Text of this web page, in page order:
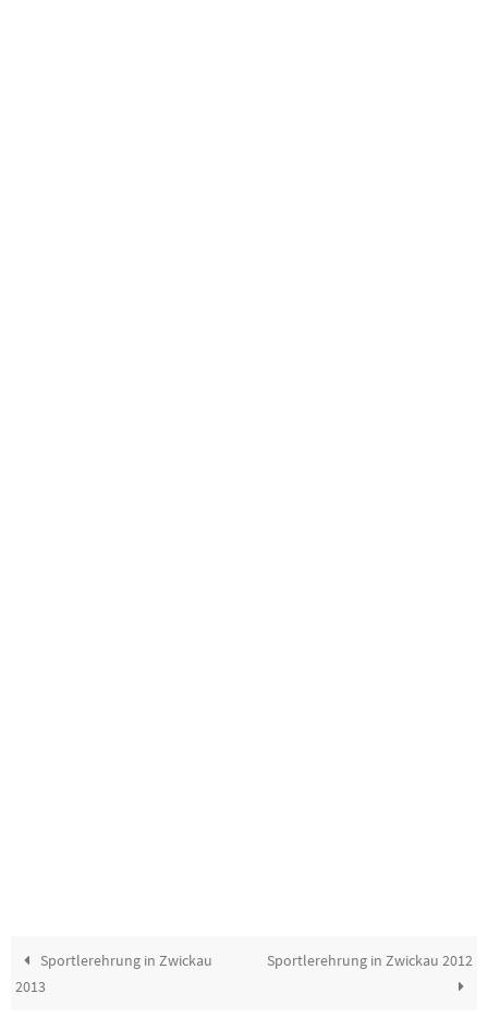
Sportlerehrung in Zwickau
2013
Sportlerehrung in Zwickau 2012